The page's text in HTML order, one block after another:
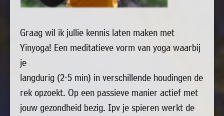
Graag wil ik jullie kennis laten maken met
Yinyoga! Een meditatieve vorm van yoga waarbij
je
langdurig (2-5 min) in verschillende houdingen de
rek opzoekt. Op een passieve manier actief met
jouw gezondheid bezig. Ipv je spieren werkt de
Informatie
Trefpunt
Foto's
Penningmeester
vacant
lid
Hoen
Algemeen
lid
Ids
Haan